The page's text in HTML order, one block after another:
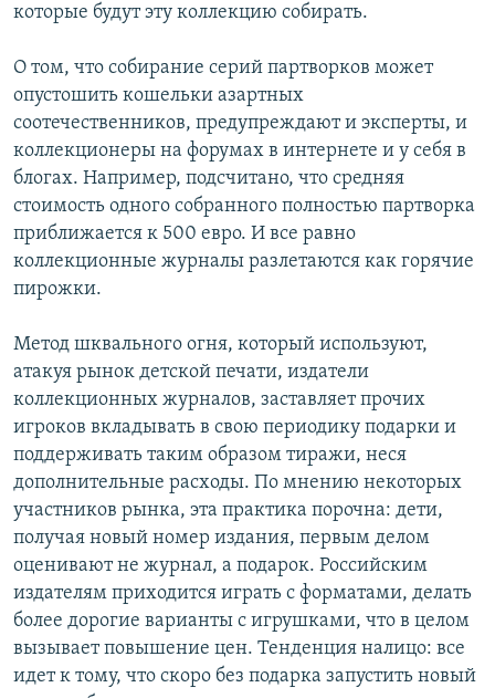
которые будут эту коллекцию собирать.
О том, что собирание серий партворков может
опустошить кошельки азартных
соотечественников, предупреждают и эксперты, и
коллекционеры на форумах в интернете и у себя в
блогах. Например, подсчитано, что средняя
стоимость одного собранного полностью партворка
приближается к 500 евро. И все равно
коллекционные журналы разлетаются как горячие
пирожки.
Метод шквального огня, который используют,
атакуя рынок детской печати, издатели
коллекционных журналов, заставляет прочих
игроков вкладывать в свою периодику подарки и
поддерживать таким образом тиражи, неся
дополнительные расходы. По мнению некоторых
участников рынка, эта практика порочна: дети,
получая новый номер издания, первым делом
оценивают не журнал, а подарок. Российским
издателям приходится играть с форматами, делать
более дорогие варианты с игрушками, что в целом
вызывает повышение цен. Тенденция налицо: все
идет к тому, что скоро без подарка запустить новый